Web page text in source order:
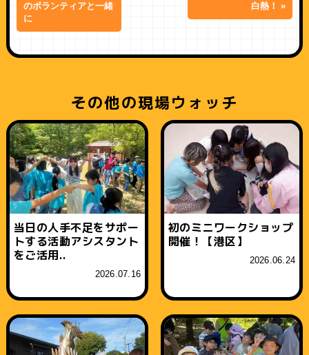
のボランティアと一緒
に
白熱！ »
その他の現場ウォッチ
当日の人手不足をサポー
トする活動アシスタント
をご活用..
2026.07.16
初のミニワークショップ
開催！【港区】
2026.06.24